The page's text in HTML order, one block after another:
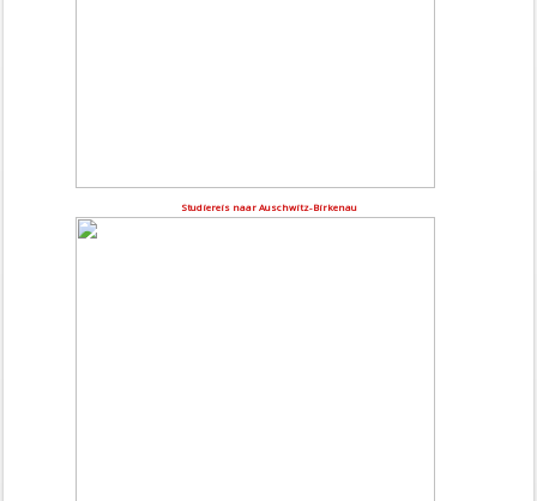
Studiereis naar Auschwitz-Birkenau